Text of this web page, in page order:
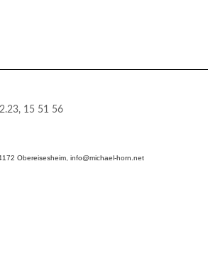
Obereisesheim, info@michael-horn.net